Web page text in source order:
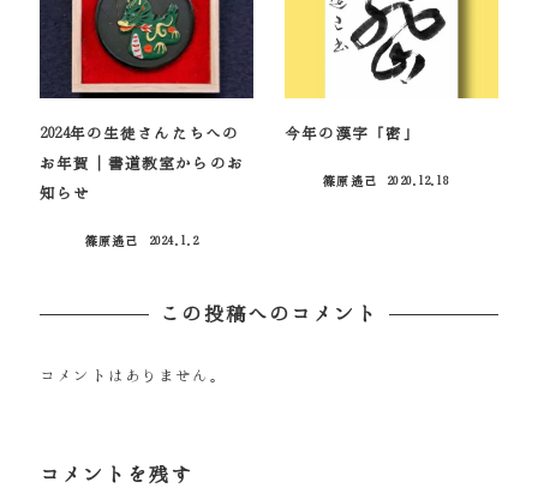
2024年の生徒さんたちへの
お年賀｜書道教室からのお
知らせ
篠原遙己
2024.1.2
今年の漢字「密」
篠原遙己
2020.12.18
この投稿へのコメント
コメントはありません。
コメントを残す